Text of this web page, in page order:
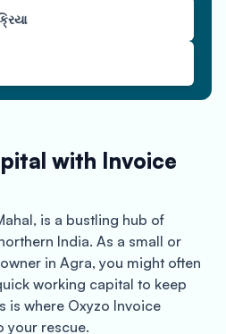
with Invoice
is a bustling hub of
India. As a small or
in Agra, you might often
working capital to keep
is where Oxyzo Invoice
your rescue.